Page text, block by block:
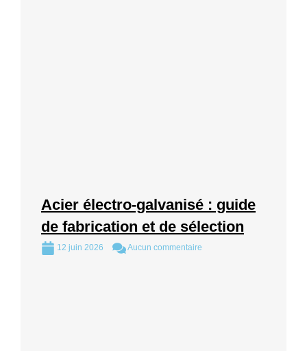
Acier électro-galvanisé : guide
de fabrication et de sélection
12 juin 2026 Aucun commentaire